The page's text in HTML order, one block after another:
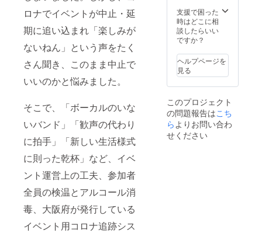
ロナでイベントが中止・延
期に追い込まれ「楽しみが
ないねん」という声をたく
さん聞き、このまま中止で
いいのかと悩みました。
そこで、「ボーカルのいな
いバンド」「歓声の代わり
に拍手」「新しい生活様式
に則った乾杯」など、イベ
ント運営上の工夫、参加者
全員の検温とアルコール消
毒、大阪府が発行している
イベント用コロナ追跡シス
交通費
等はご
負担く
ださい
支援で困った
時はどこに相
談したらいい
ですか？
ヘルプページを
見る
このプロジェクト
の問題報告はこち
らよりお問い合わ
せください